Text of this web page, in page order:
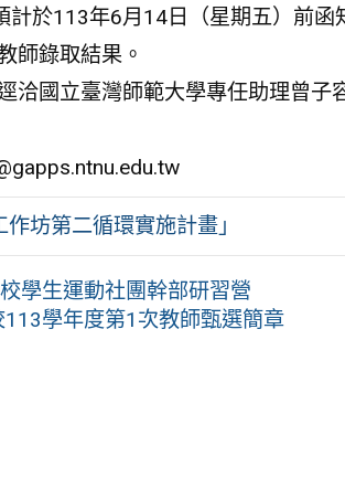
計於113年6月14日（星期五）前函
師錄取結果。
洽國立臺灣師範大學專任助理曾子
坊第二循環實施計畫」
學生運動社團幹部研習營
學年度第1次教師甄選簡章